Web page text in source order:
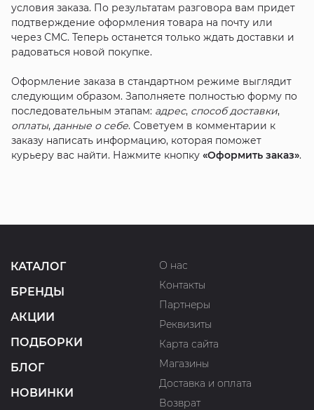
условия заказа. По результатам разговора вам придет
подтверждение оформления товара на почту или
через СМС. Теперь останется только ждать доставки и
радоваться новой покупке.
Оформление заказа в стандартном режиме выглядит
следующим образом. Заполняете полностью форму по
последовательным этапам: адрес, способ доставки,
оплаты, данные о себе. Советуем в комментарии к
заказу написать информацию, которая поможет
курьеру вас найти. Нажмите кнопку «Оформить заказ».
КАТАЛОГ
БРЕНДЫ
АКЦИИ
ПОДБОРКИ
БЛОГ
НОВИНКИ
О нас
Контакты
Партнеры
Реквизиты
Карта сайта
Магазины
Доставка и оплата
Возврат